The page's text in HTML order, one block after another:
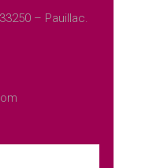
– Pauillac.